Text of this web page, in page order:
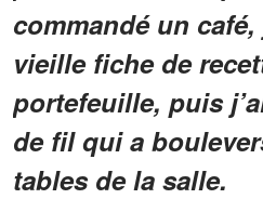
commandé un café,
vieille fiche de
portefeuille, puis
de fil qui a
tables de la salle.